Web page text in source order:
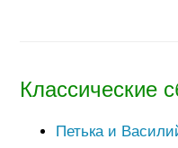
Классические
Петька и